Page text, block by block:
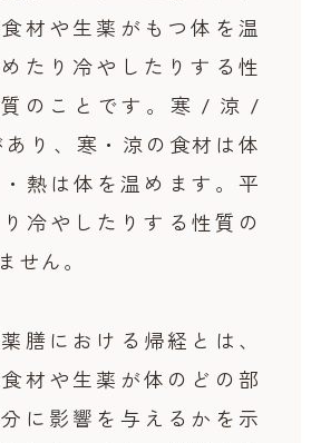
食材や生薬がもつ体を温
めたり冷やしたりする性
質のことです。 寒 / 涼 /
り、寒・涼の食材は体
熱は体を温めます。平
冷やしたりする性質の
せん。
薬膳における帰経とは、
食材や生薬が体のどの部
分に影響を与えるかを示